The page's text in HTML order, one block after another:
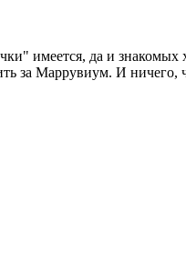
имеется, да и
за Маррувиум. И